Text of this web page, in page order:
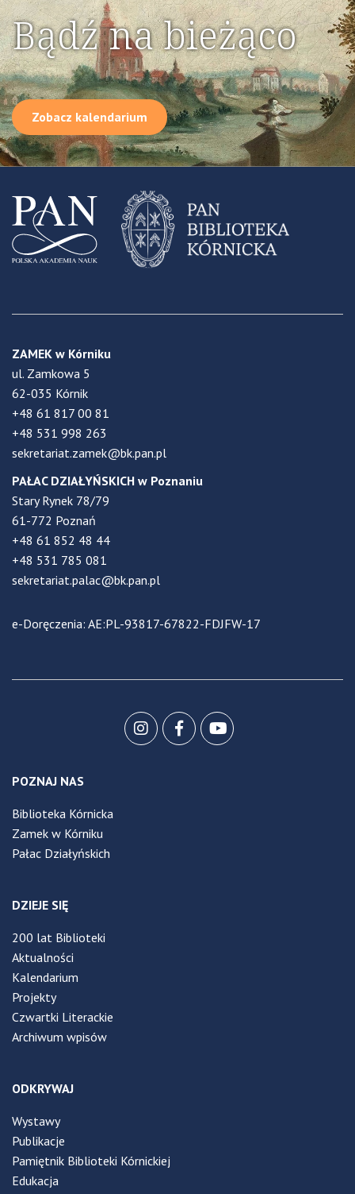
Bądź na bieżąco
Zobacz kalendarium
ZAMEK w Kórniku
ul. Zamkowa 5
62-035 Kórnik
+48 61 817 00 81
+48 531 998 263
sekretariat.zamek@bk.pan.pl
PAŁAC DZIAŁYŃSKICH w Poznaniu
Stary Rynek 78/79
61-772 Poznań
+48 61 852 48 44
+48 531 785 081
sekretariat.palac@bk.pan.pl
e-Doręczenia: AE:PL-93817-67822-FDJFW-17
POZNAJ NAS
Biblioteka Kórnicka
Zamek w Kórniku
Pałac Działyńskich
DZIEJE SIĘ
200 lat Biblioteki
Aktualności
Kalendarium
Projekty
Czwartki Literackie
Archiwum wpisów
ODKRYWAJ
Wystawy
Publikacje
Pamiętnik Biblioteki Kórnickiej
Edukacja